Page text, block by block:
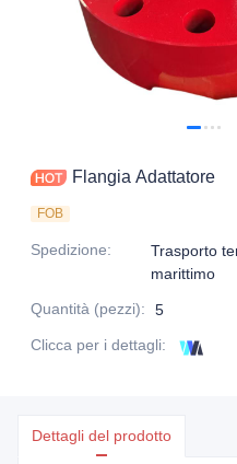
Flangia Adattatore
FOB
Spedizione:
Trasporto
marittimo
Quantità (pezzi):
5
Clicca per i dettagli:
Dettagli del prodotto